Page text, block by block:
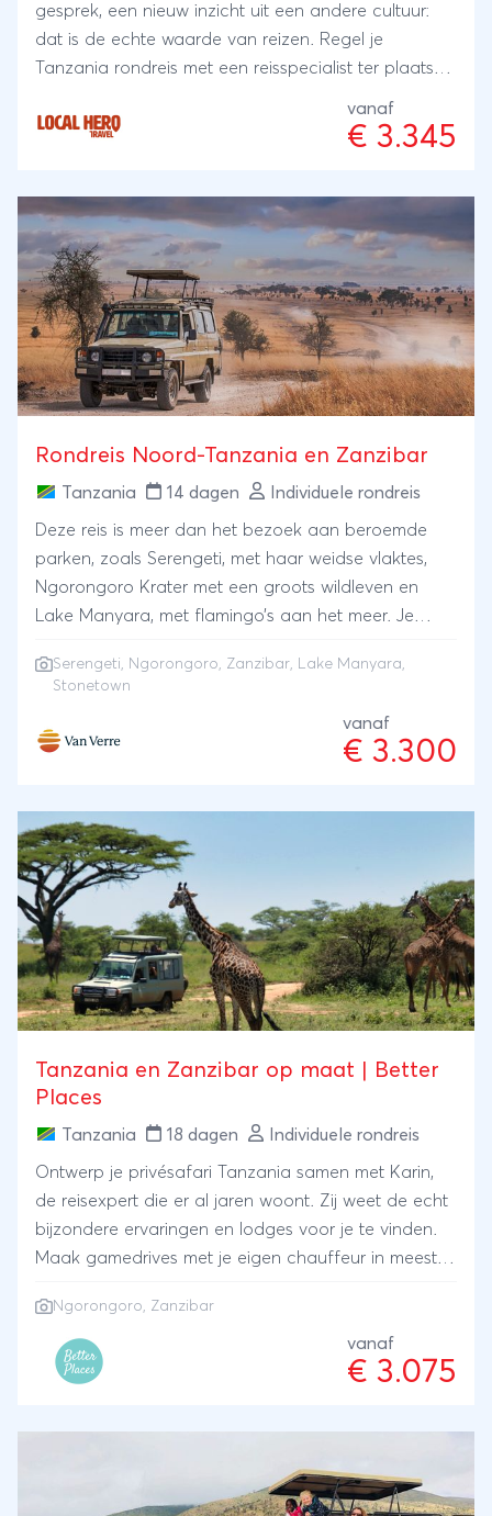
gesprek, een nieuw inzicht uit een andere cultuur:
dat is de echte waarde van reizen. Regel je
Tanzania rondreis met een reisspecialist ter plaatse,
ervaring en kennis regelen zij je reis: kleinschalig en
vanaf
€ 3.345
Rondreis Noord-Tanzania en Zanzibar
Tanzania 14 dagen Individuele rondreis
Deze reis is meer dan het bezoek aan beroemde
parken, zoals Serengeti, met haar weidse vlaktes,
Ngorongoro Krater met een groots wildleven en
Lake Manyara, met flamingo’s aan het meer. Je
specerijeneiland Zanzibar. Hier slaap je direct aan
nachten in het historische centrum van Stonetown.
Rijk aan cultuur en sfeervolle cafés.
Serengeti, Ngorongoro, Zanzibar, Lake Manyara,
Stonetown
vanaf
€ 3.300
Tanzania en Zanzibar op maat | Better
Places
Tanzania 18 dagen Individuele rondreis
Ontwerp je privésafari Tanzania samen met Karin,
de reisexpert die er al jaren woont. Zij weet de echt
bijzondere ervaringen en lodges voor je te vinden.
Maak gamedrives met je eigen chauffeur in meest
sluit je reis ontspannen af op het exotische
Zanzibar. ANVR/SGR
Ngorongoro, Zanzibar
vanaf
€ 3.075